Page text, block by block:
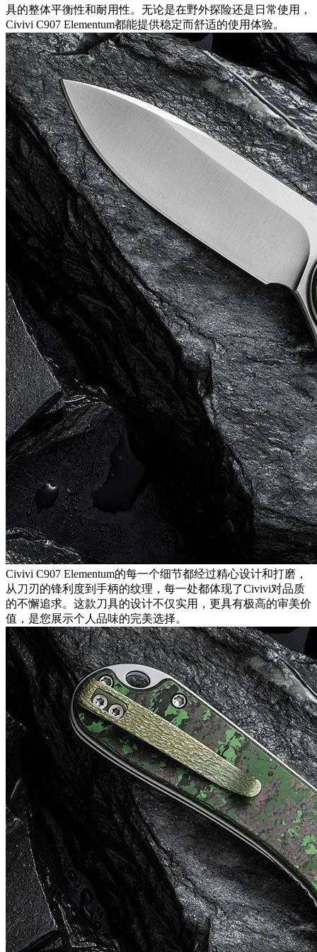
具的整体平衡性和耐用性。无论是在野外探险还是日常使用，
Civivi C907 Elementum都能提供稳定而舒适的使用体验。
Civivi C907 Elementum的每一个细节都经过精心设计和打磨，
从刀刃的锋利度到手柄的纹理，每一处都体现了Civivi对品质
的不懈追求。这款刀具的设计不仅实用，更具有极高的审美价
值，是您展示个人品味的完美选择。